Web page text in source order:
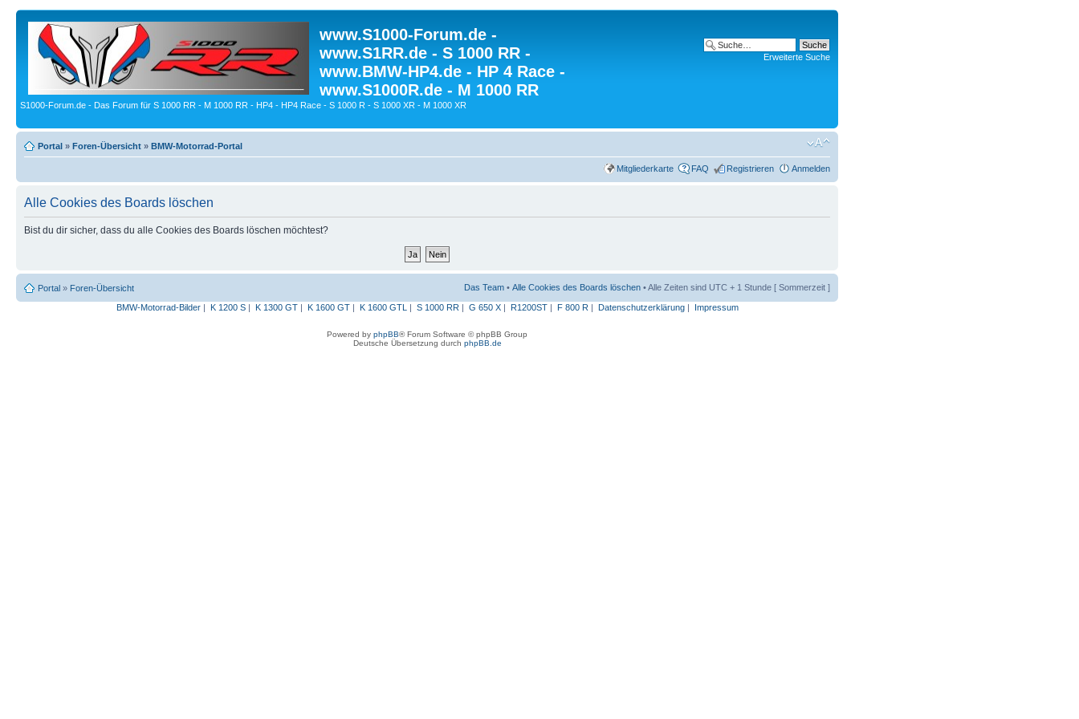
www.S1000-Forum.de -
www.S1RR.de - S 1000 RR -
www.BMW-HP4.de - HP 4 Race -
www.S1000R.de - M 1000 RR
S1000-Forum.de - Das Forum für S 1000 RR - M 1000 RR - HP4 - HP4 Race - S 1000 R - S 1000 XR - M 1000 XR
Erweiterte Suche
Portal » Foren-Übersicht » BMW-Motorrad-Portal
Mitgliederkarte FAQ Registrieren Anmelden
Alle Cookies des Boards löschen
Bist du dir sicher, dass du alle Cookies des Boards löschen möchtest?
Portal » Foren-Übersicht Das Team • Alle Cookies des Boards löschen • Alle Zeiten sind UTC + 1 Stunde [ Sommerzeit ]
BMW-Motorrad-Bilder| K 1200 S| K 1300 GT| K 1600 GT| K 1600 GTL | S 1000 RR | G 650 X| R1200ST| F 800 R | Datenschutzerklärung| Impressum
Powered by phpBB® Forum Software © phpBB Group
Deutsche Übersetzung durch phpBB.de